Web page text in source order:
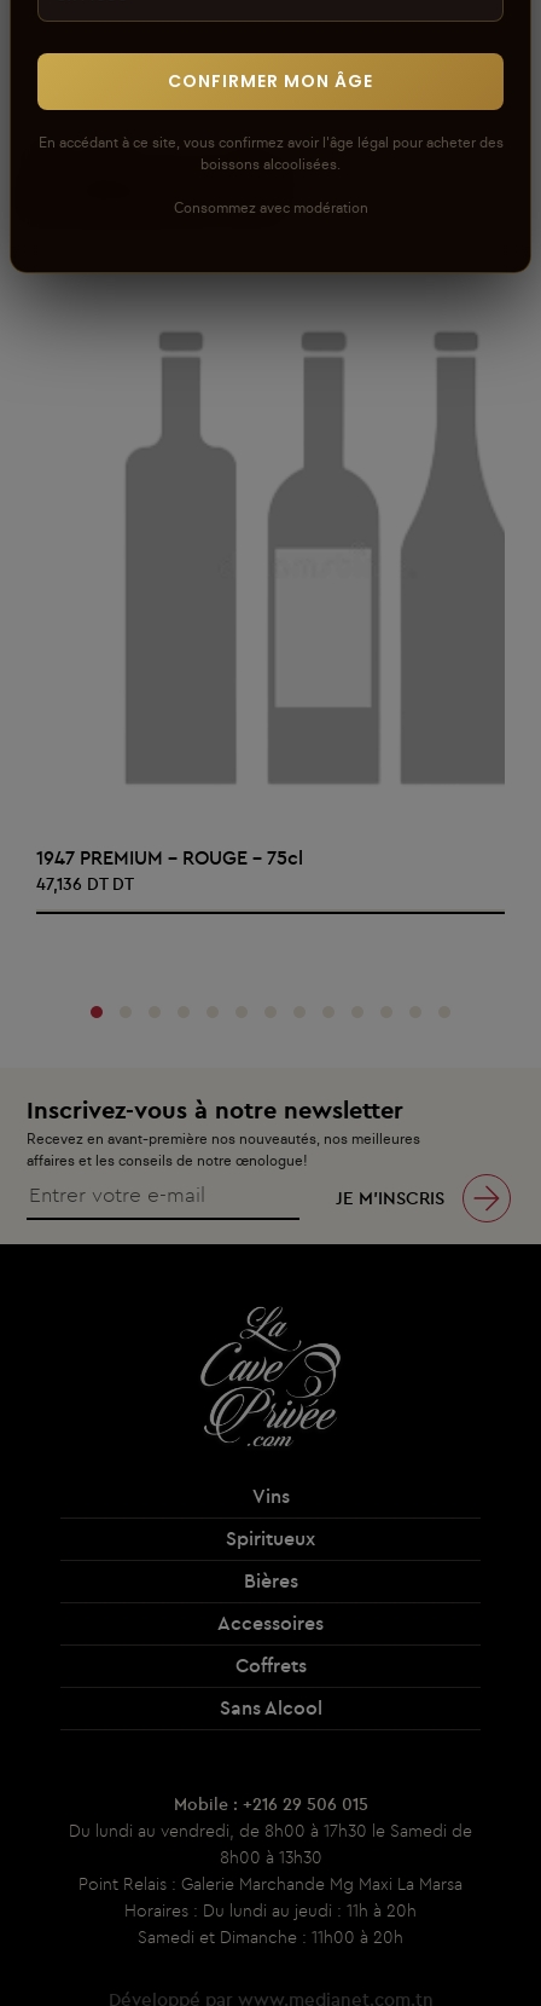
À découvrir
AJOUTER AU PANIER
1947 PREMIUM - ROUGE - 75cl
47,136 DT DT
Inscrivez-vous à notre newsletter
Recevez en avant-première nos nouveautés, nos meilleures
affaires et les conseils de notre œnologue!
JE M’INSCRIS
Vins
Spiritueux
Bières
Accessoires
Coffrets
Sans Alcool
Mobile : +216 29 506 015
Du lundi au vendredi, de 8h00 à 17h30 le Samedi de
8h00 à 13h30
Point Relais : Galerie Marchande Mg Maxi La Marsa
Horaires : Du lundi au jeudi : 11h à 20h
Samedi et Dimanche : 11h00 à 20h
Développé par www.medianet.com.tn
CONFIRMER MON ÂGE
En accédant à ce site, vous confirmez avoir l'âge légal pour acheter des
boissons alcoolisées.
Consommez avec modération